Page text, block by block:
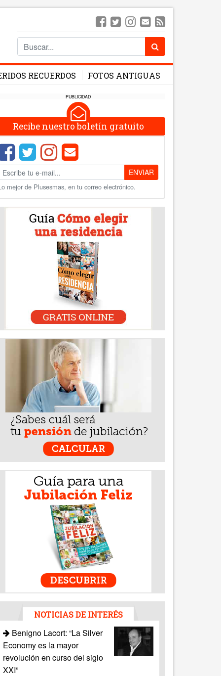
RECUERDOS FOTOS ANTIGUAS
PUBLICIDAD
Recibe nuestro boletín gratuito
ENVIAR
mejor de Plusesmas, en tu correo electrónico.
NOTICIAS DE INTERÉS
Benigno Lacort: “La Silver
Economy es la mayor
revolución en curso del siglo
XXI”